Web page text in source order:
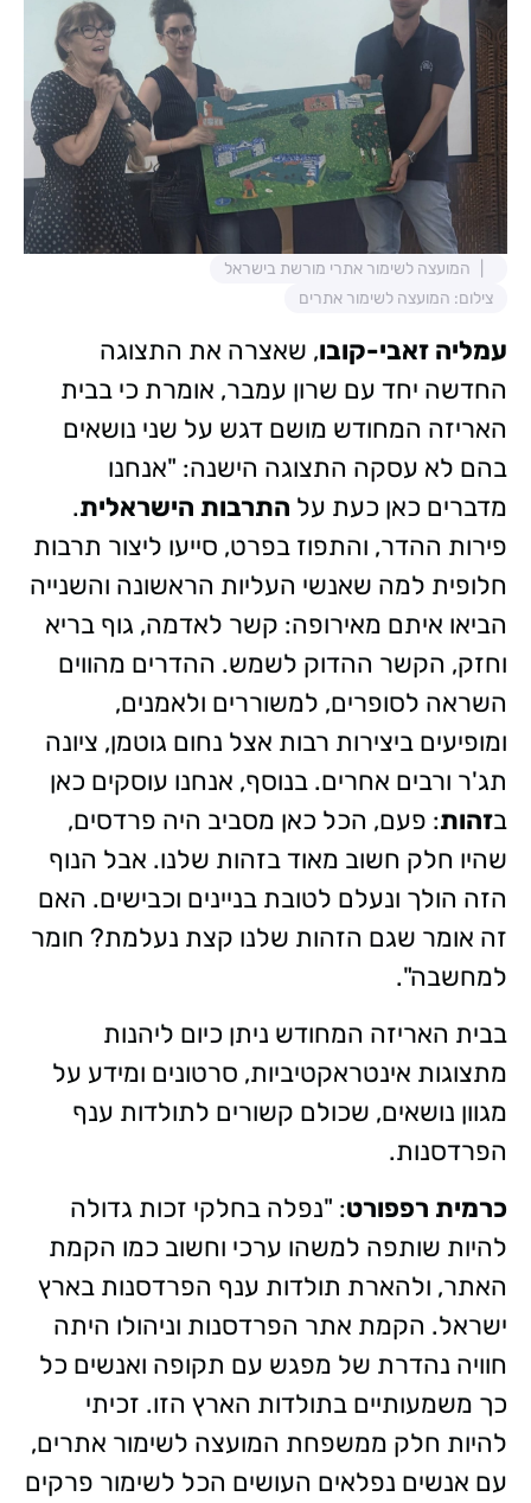
המועצה לשימור אתרי מורשת בישראל
צילום: המועצה לשימור אתרים
עמליה זאבי-קובו, שאצרה את התצוגה
החדשה יחד עם שרון עמבר, אומרת כי בבית
האריזה המחודש מושם דגש על שני נושאים
בהם לא עסקה התצוגה הישנה: "אנחנו
מדברים כאן כעת על התרבות הישראלית.
פירות ההדר, והתפוז בפרט, סייעו ליצור תרבות
חלופית למה שאנשי העליות הראשונה והשנייה
הביאו איתם מאירופה: קשר לאדמה, גוף בריא
וחזק, הקשר ההדוק לשמש. ההדרים מהווים
השראה לסופרים, למשוררים ולאמנים,
ומופיעים ביצירות רבות אצל נחום גוטמן, ציונה
תג'ר ורבים אחרים. בנוסף, אנחנו עוסקים כאן
בזהות: פעם, הכל כאן מסביב היה פרדסים,
שהיו חלק חשוב מאוד בזהות שלנו. אבל הנוף
הזה הולך ונעלם לטובת בניינים וכבישים. האם
זה אומר שגם הזהות שלנו קצת נעלמת? חומר
למחשבה".
בבית האריזה המחודש ניתן כיום ליהנות
מתצוגות אינטראקטיביות, סרטונים ומידע על
מגוון נושאים, שכולם קשורים לתולדות ענף
הפרדסנות.
כרמית רפפורט: "נפלה בחלקי זכות גדולה
להיות שותפה למשהו ערכי וחשוב כמו הקמת
האתר, ולהארת תולדות ענף הפרדסנות בארץ
ישראל. הקמת אתר הפרדסנות וניהולו היתה
חוויה נהדרת של מפגש עם תקופה ואנשים כל
כך משמעותיים בתולדות הארץ הזו. זכיתי
להיות חלק ממשפחת המועצה לשימור אתרים,
עם אנשים נפלאים העושים הכל לשימור פרקים